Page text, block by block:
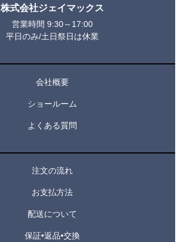
株式会社ジェイマックス
営業時間 9:30～17:00
平日のみ/土日祭日は休業
会社概要
ショールーム
よくある質問
注文の流れ
お支払方法
配送について
保証•返品•交換